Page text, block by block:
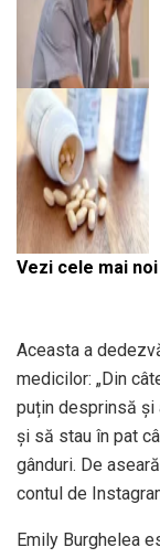
Vezi cele mai
Aceasta a
medicilor: „Din
puțin desprinsă și
și să stau în pat
gânduri. De
contul de
Emily Burghelea